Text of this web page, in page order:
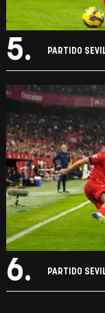
5. PARTIDO
6. PARTIDO